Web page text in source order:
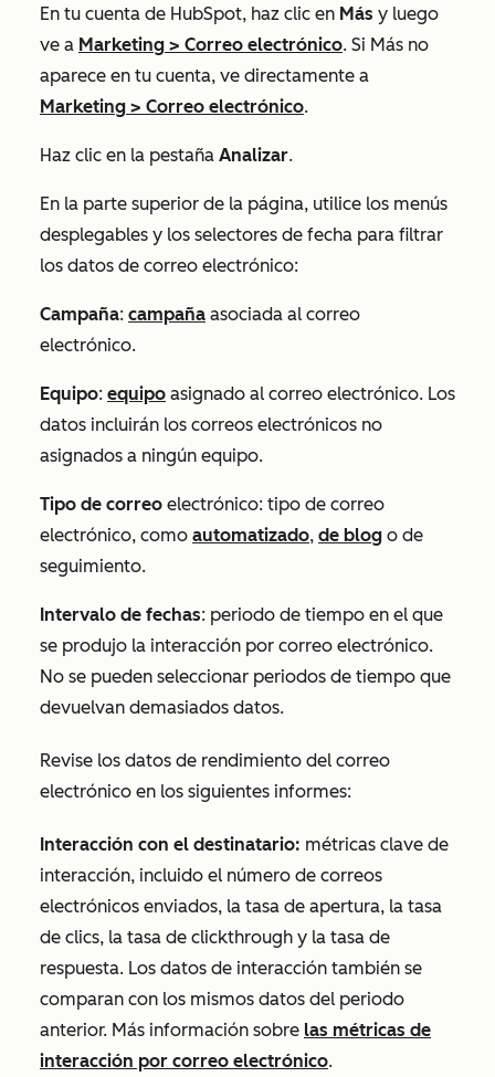
En tu cuenta de HubSpot, haz clic en Más y luego
ve a Marketing > Correo electrónico. Si Más no
aparece en tu cuenta, ve directamente a
Marketing > Correo electrónico.
Haz clic en la pestaña Analizar.
En la parte superior de la página, utilice los menús
desplegables y los selectores de fecha para filtrar
los datos de correo electrónico:
Campaña: campaña asociada al correo
electrónico.
Equipo: equipo asignado al correo electrónico. Los
datos incluirán los correos electrónicos no
asignados a ningún equipo.
Tipo de correo electrónico: tipo de correo
electrónico, como automatizado, de blog o de
seguimiento.
Intervalo de fechas: periodo de tiempo en el que
se produjo la interacción por correo electrónico.
No se pueden seleccionar periodos de tiempo que
devuelvan demasiados datos.
Revise los datos de rendimiento del correo
electrónico en los siguientes informes:
Interacción con el destinatario: métricas clave de
interacción, incluido el número de correos
electrónicos enviados, la tasa de apertura, la tasa
de clics, la tasa de clickthrough y la tasa de
respuesta. Los datos de interacción también se
comparan con los mismos datos del periodo
anterior. Más información sobre las métricas de
interacción por correo electrónico.